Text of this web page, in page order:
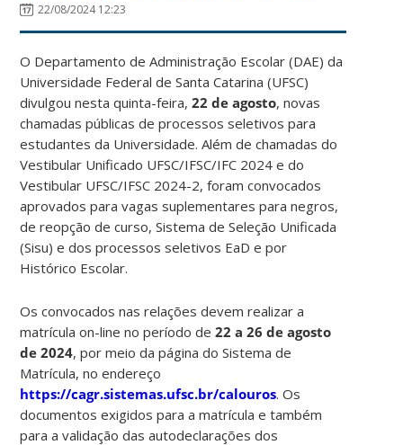
22/08/2024 12:23
O Departamento de Administração Escolar (DAE) da
Universidade Federal de Santa Catarina (UFSC)
divulgou nesta quinta-feira,22 de agosto, novas
chamadas públicas de processos seletivos para
estudantes da Universidade. Além de chamadas do
Vestibular Unificado UFSC/IFSC/IFC 2024 e do
Vestibular UFSC/IFSC 2024-2, foram convocados
aprovados para vagas suplementares para negros,
de reopção de curso, Sistema de Seleção Unificada
(Sisu) e dos processos seletivos EaD e por
Histórico Escolar.
Os convocados nas relações devem realizar a
matrícula on-line no período de22 a 26 de agosto
de 2024, por meio da página do Sistema de
Matrícula, no endereço
https://cagr.sistemas.ufsc.br/calouros. Os
documentos exigidos para a matrícula e também
para a validação das autodeclarações dos